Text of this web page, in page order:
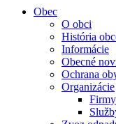
Obec
O obci
História
Informácie
Obecné
Ochrana
Organizácie
Firmy